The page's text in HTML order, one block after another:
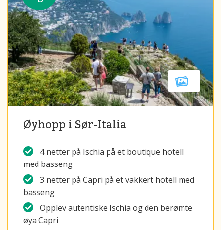
Øyhopp i Sør-Italia
4 netter på Ischia på et boutique hotell
med basseng
3 netter på Capri på et vakkert hotell med
basseng
Opplev autentiske Ischia og den berømte
øya Capri